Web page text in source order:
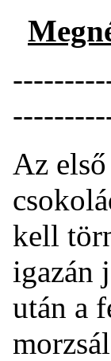
Az
kell
igazán
után a